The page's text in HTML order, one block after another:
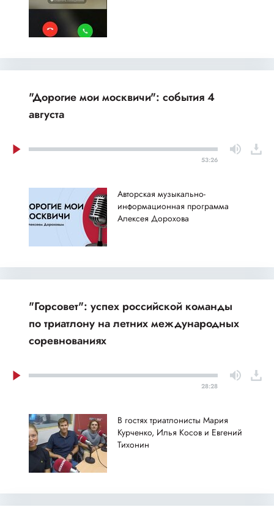
"Дорогие мои москвичи": события 4
августа
53:26
Авторская музыкально-
информационная программа
Алексея Дорохова
"Горсовет": успех российской команды
по триатлону на летних международных
соревнованиях
28:28
В гостях триатлонисты Мария
Курченко, Илья Косов и Евгений
Тихонин